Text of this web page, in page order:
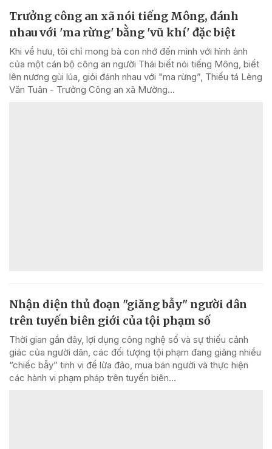
Trưởng công an xã nói tiếng Mông, đánh
nhau với 'ma rừng' bằng 'vũ khí' đặc biệt
Khi về hưu, tôi chỉ mong bà con nhớ đến mình với hình ảnh
của một cán bộ công an người Thái biết nói tiếng Mông, biết
lên nương gùi lúa, giỏi đánh nhau với "ma rừng”, Thiếu tá Lèng
Văn Tuân - Trưởng Công an xã Mường...
Nhận diện thủ đoạn "giăng bẫy" người dân
trên tuyến biên giới của tội phạm số
Thời gian gần đây, lợi dụng công nghệ số và sự thiếu cảnh
giác của người dân, các đối tượng tội phạm đang giăng nhiều
“chiếc bẫy” tinh vi để lừa đảo, mua bán người và thực hiện
các hành vi phạm pháp trên tuyến biên...